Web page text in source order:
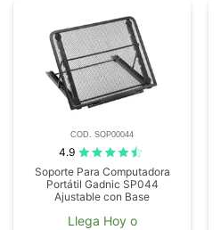
COD. SOP00044
4.9
Soporte Para Computadora
Portátil Gadnic SP044
Ajustable con Base
Llega Hoy o